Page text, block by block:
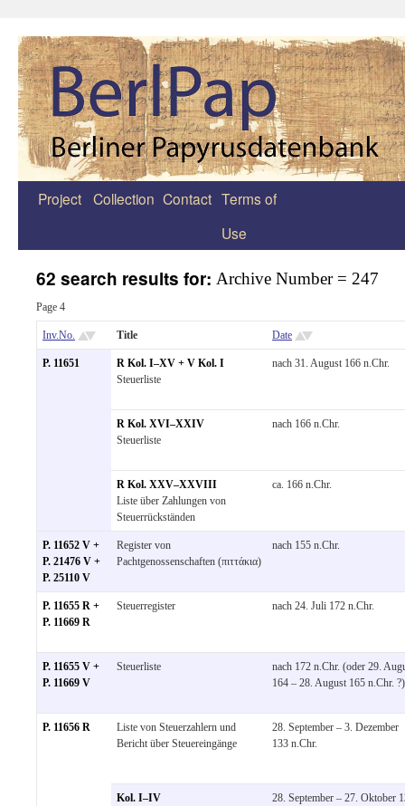
Zum
Project Collection Contact Terms of
Use
62 search results for: Archive Number = 247
Page 4
Inv.No. Title Date
P. 11651
R Kol. I–XV + V Kol. I
Steuerliste
nach 31. August 166 n.Chr.
R Kol. XVI–XXIV
Steuerliste
nach 166 n.Chr.
R Kol. XXV–XXVIII
Liste über Zahlungen von
Steuerrückständen
ca. 166 n.Chr.
P. 11652 V +
P. 21476 V +
P. 25110 V
Register von
Pachtgenossenschaften (πιττάκια)
nach 155 n.Chr.
P. 11655 R +
P. 11669 R
Steuerregister nach 24. Juli 172 n.Chr.
P. 11655 V +
P. 11669 V
Steuerliste
nach 172 n.Chr. (oder 29.
164 – 28. August 165 n.Chr. ?)
P. 11656 R
Liste von Steuerzahlern und
Bericht über Steuereingänge
28. September – 3. Dezember
133 n.Chr.
Kol. I–IV
28. September – 27. Oktober